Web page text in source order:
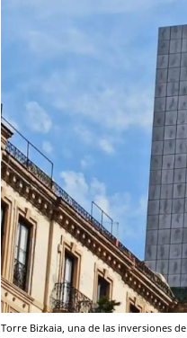
Torre Bizkaia, una de las inversiones